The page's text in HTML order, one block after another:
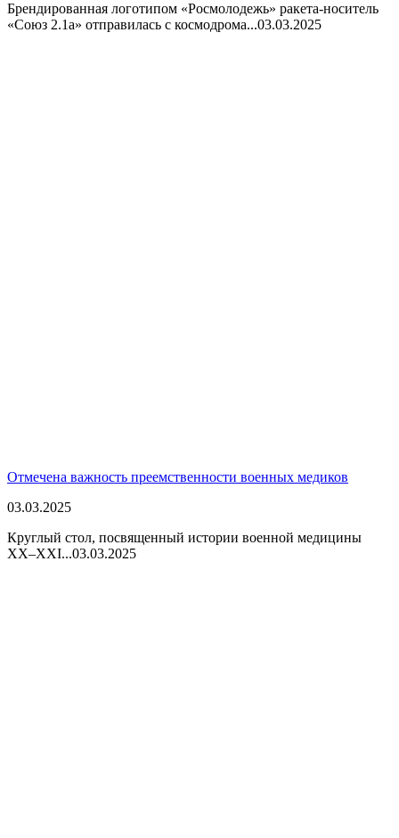
Брендированная логотипом «Росмолодежь» ракета-носитель
«Союз 2.1а» отправилась с космодрома...03.03.2025
Отмечена важность преемственности военных медиков
03.03.2025
Круглый стол, посвященный истории военной медицины
XX–XXI...03.03.2025